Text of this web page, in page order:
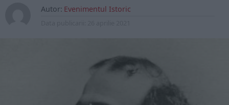
Autor: Evenimentul Istoric